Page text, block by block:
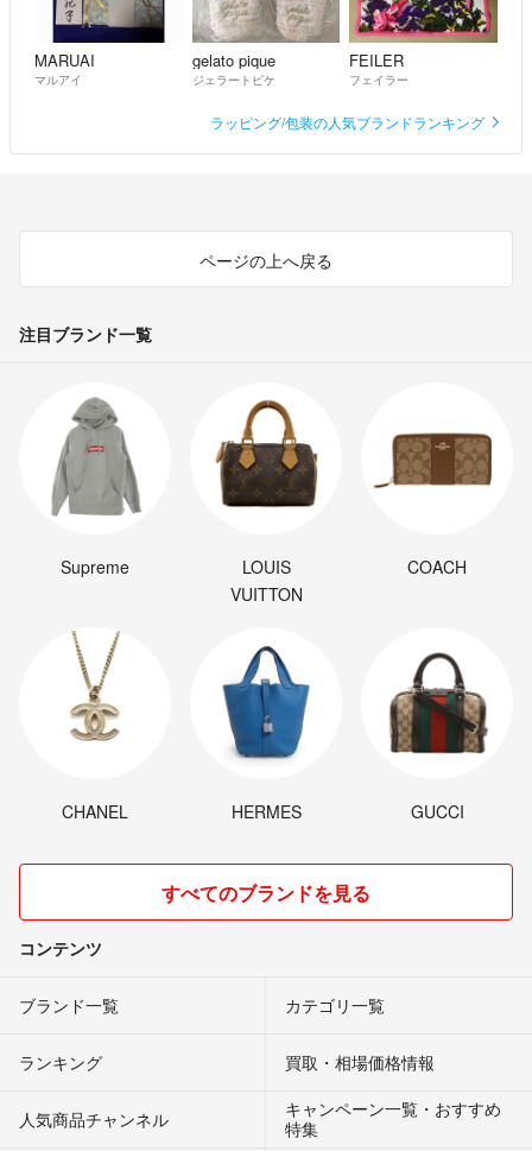
MARUAI
マルアイ
gelato pique
ジェラートピケ
FEILER
フェイラー
ラッピング/包装の人気ブランドランキング
ページの上へ戻る
注目ブランド一覧
Supreme
LOUIS
VUITTON
COACH
CHANEL HERMES GUCCI
すべてのブランドを見る
コンテンツ
ブランド一覧 カテゴリ一覧
ランキング 買取・相場価格情報
人気商品チャンネル
キャンペーン一覧・おすすめ
特集